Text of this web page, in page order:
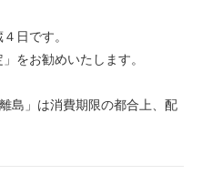
日です。
をお勧めいたします。
島」は消費期限の都合上、配